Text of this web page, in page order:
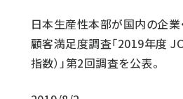
日本生産性本部が国内の企業
顧客満足度調査「2019年度
指数）」第2回調査を公表。